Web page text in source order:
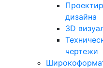
дизайна
3D
чертежи